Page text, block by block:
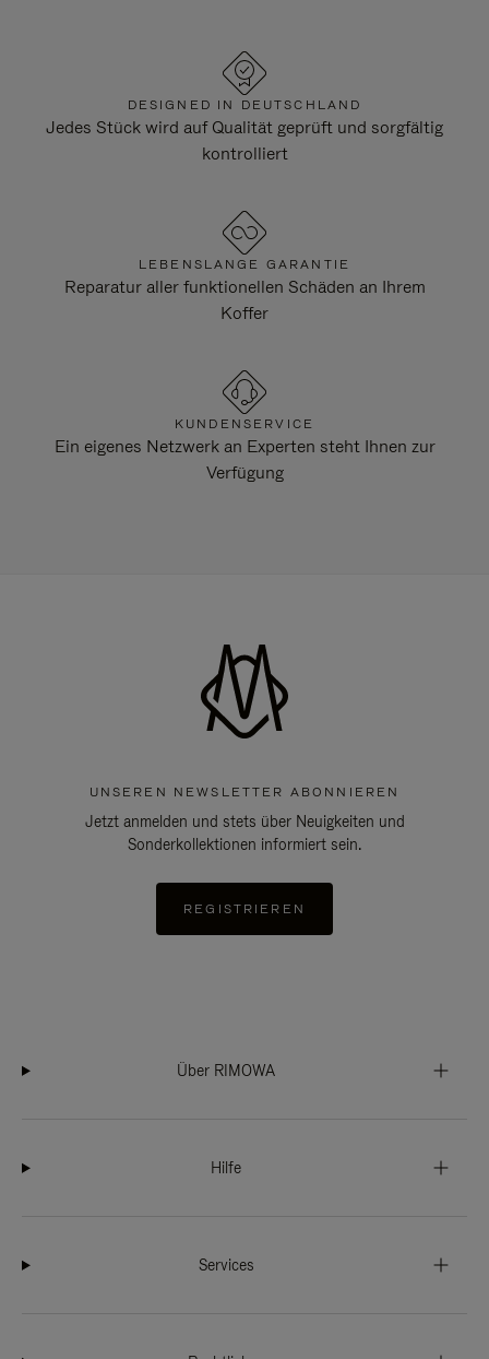
DESIGNED IN DEUTSCHLAND
Jedes Stück wird auf Qualität geprüft und sorgfältig
kontrolliert
LEBENSLANGE GARANTIE
Reparatur aller funktionellen Schäden an Ihrem
Koffer
KUNDENSERVICE
Ein eigenes Netzwerk an Experten steht Ihnen zur
Verfügung
UNSEREN NEWSLETTER ABONNIEREN
Jetzt anmelden und stets über Neuigkeiten und
Sonderkollektionen informiert sein.
REGISTRIEREN
Über RIMOWA
Hilfe
Services